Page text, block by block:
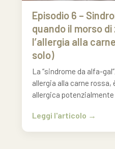
Episodio 6 –
quando il morso
l’allergia alla
solo)
La “sindrome da alfa-
allergia alla carne rossa,
allergica
Leggi l'articolo